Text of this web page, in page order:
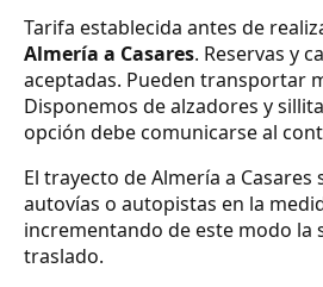
Tarifa establecida antes de
Almería a Casares. Reservas y
aceptadas. Pueden transportar
Disponemos de alzadores y
opción debe comunicarse al
El trayecto de Almería a Casares
autovías o autopistas en la
incrementando de este modo la
traslado.